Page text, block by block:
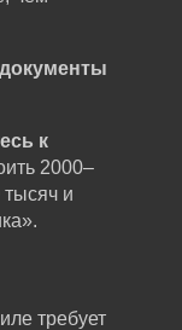
к
2000–
и
требует